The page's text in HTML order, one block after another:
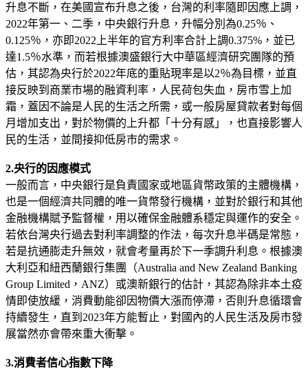
升息不斷，在美國宣布升息之後，台灣的利率隨即因應上調，
2022年第一、二季，中央銀行升息，升幅分別為0.25％、
0.125％，亦即2022上半年的官方利率合計上調0.375%，並已
達1.5％水準，而若根據澳盛銀行大中華區經濟研究團隊的預
估，其認為央行於2022年底的重貼現率是以2％為目標，並直
接反映到商業市場的融資利率，人民荷包失血，房市雪上加
霜，蓋因不論是人民的生活之所需，或一般房屋貸款者對每個
月增加支出，對於物價的上升都「十分有感」，也直接影響人
民的生活，並間接抑低房市的需求。
2.央行的因應模式
一般而言，中央銀行是負責國家或地區貨幣政策的主體機構，
也是一個經濟共同體的唯一貨幣發行機構，並對於銀行和其他
金融機構賦予監督權，用以確保金融體系穩定與運作的安全。
若依台灣央行過去對利率調整的作法，每次升息半碼是常態，
若是抗通膨走升無效，就會考量再於下一季調升利息。根據澳
大利亞和紐西蘭銀行集團（Australia and New Zealand Banking
Group Limited，ANZ）或澳新銀行的估計，其認為除非本土疫
情即使放緩，消費動能卻因物價大漲而停滯，否則升息循環會
持續發生，直到2023年方能暫止，對國內的人民生活及房市發
展當然亦會帶來重大衝擊。
3.消費者信心指數下降